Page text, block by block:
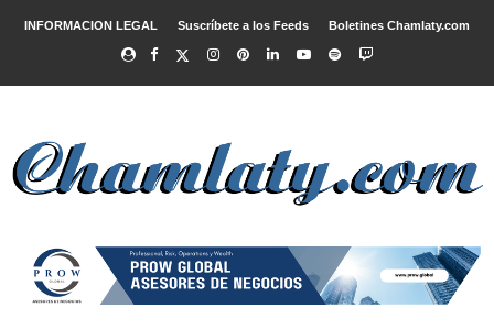
INFORMACION LEGAL Suscríbete a los Feeds Boletines Chamlaty.com